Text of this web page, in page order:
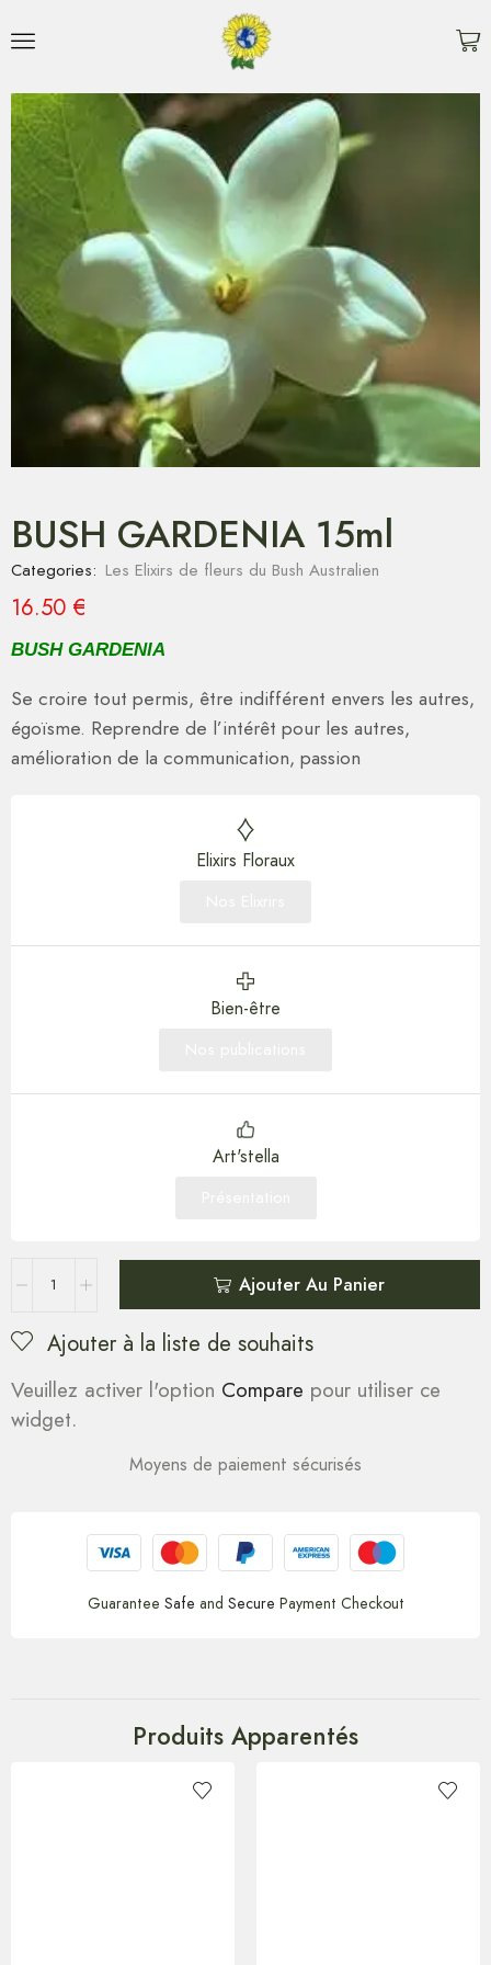
BUSH GARDENIA 15ml
Categories: Les Elixirs de fleurs du Bush Australien
16.50 €
BUSH GARDENIA
Se croire tout permis, être indifférent envers les autres,
égoïsme. Reprendre de l’intérêt pour les autres,
amélioration de la communication, passion
Elixirs Floraux
Bien-être
Art'stella
Ajouter Au Panier
Ajouter à la liste de souhaits
Veuillez activer l'option Compare pour utiliser ce
widget.
Moyens de paiement sécurisés
Guarantee Safe and Secure Payment Checkout
Produits Apparentés